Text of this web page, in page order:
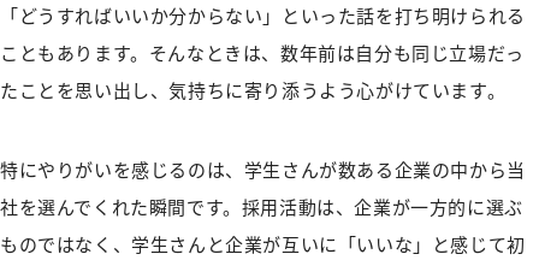
「どうすればいいか分からない」といった話を打ち明けられる
こともあります。そんなときは、数年前は自分も同じ立場だっ
たことを思い出し、気持ちに寄り添うよう心がけています。
特にやりがいを感じるのは、学生さんが数ある企業の中から当
社を選んでくれた瞬間です。採用活動は、企業が一方的に選ぶ
ものではなく、学生さんと企業が互いに「いいな」と感じて初